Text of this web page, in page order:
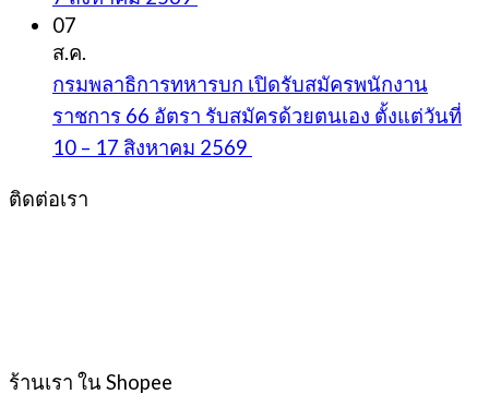
07
ส.ค.
กรมพลาธิการทหารบก เปิดรับสมัครพนักงาน
ราชการ 66 อัตรา รับสมัครด้วยตนเอง ตั้งแต่วันที่
10 – 17 สิงหาคม 2569
ติดต่อเรา
ร้านเรา ใน Shopee